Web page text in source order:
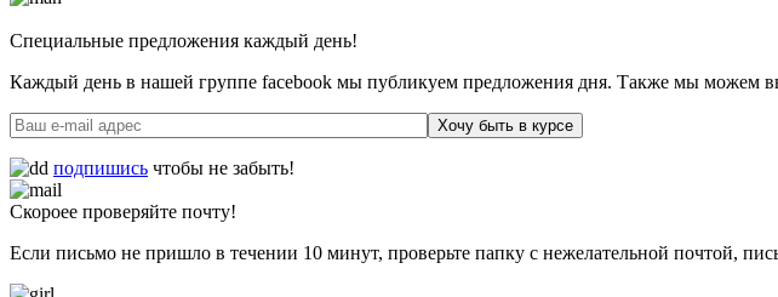
Специальные предложения каждый день!
Каждый день в нашей группе facebook мы публикуем предложения дня. Также мы можем
Хочу быть в курсе
подпишись чтобы не забыть!
Скороее проверяйте почту!
Если письмо не пришло в течении 10 минут, проверьте папку с нежелательной почтой,